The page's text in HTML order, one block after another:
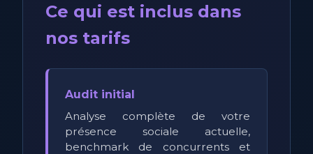
Ce qui est inclus dans
nos tarifs
Audit initial
Analyse complète de votre
présence sociale actuelle,
benchmark de concurrents et